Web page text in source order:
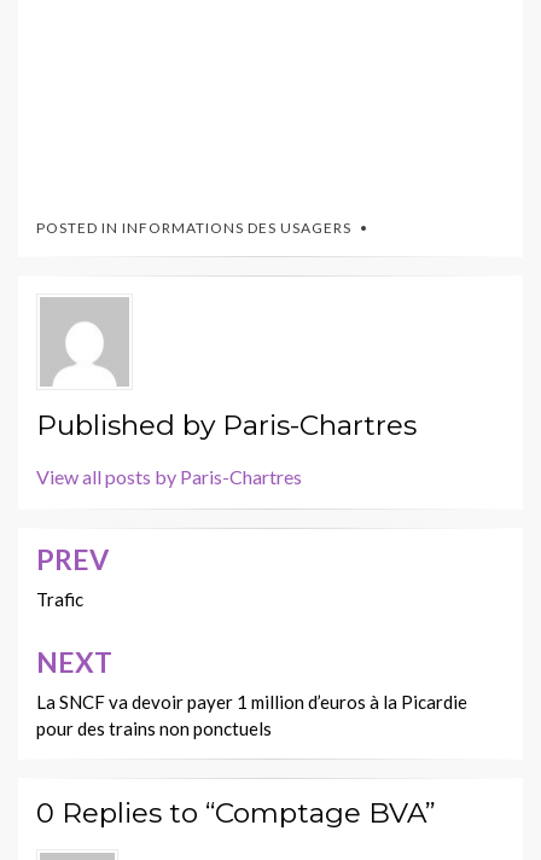
POSTED IN INFORMATIONS DES USAGERS
Published by Paris-Chartres
View all posts by Paris-Chartres
Navigation
de
l’article
PREV
Trafic
NEXT
La SNCF va devoir payer 1 million d’euros à la Picardie
pour des trains non ponctuels
0 Replies to “Comptage BVA”